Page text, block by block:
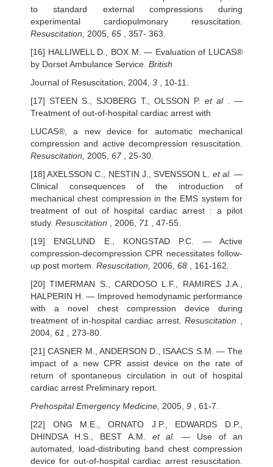
to standard external compressions during
experimental cardiopulmonary resuscitation.
Resuscitation, 2005, 65 , 357- 363.
[16] HALLIWELL D., BOX M. — Evaluation of LUCAS®
by Dorset Ambulance Service. British
Journal of Resuscitation, 2004, 3 , 10-11.
[17] STEEN S., SJOBERG T., OLSSON P. et al. —
Treatment of out-of-hospital cardiac arrest with
LUCAS®, a new device for automatic mechanical
compression and active decompression resuscitation.
Resuscitation, 2005, 67, 25-30.
[18] AXELSSON C., NESTIN J., SVENSSON L. et al.—
Clinical consequences of the introduction of
mechanical chest compression in the EMS system for
treatment of out of hospital cardiac arrest : a pilot
study. Resuscitation , 2006, 71
, 47-55.
[19] ENGLUND E., KONGSTAD P.C. — Active
compression-decompression CPR necessitates follow-
up post mortem. Resuscitation, 2006, 68 , 161-162.
[20] TIMERMAN S., CARDOSO L.F., RAMIRES J.A.,
HALPERIN H. — Improved hemodynamic performance
with a novel chest compression device during
treatment of in-hospital cardiac arrest.Resuscitation
2004, 61
, 273-80.
[21] CASNER M., ANDERSON D., ISAACS S.M. — The
impact of a new CPR assist device on the rate of
return of spontaneous circulation in out of hospital
cardiac arrest Preliminary report.
Prehospital Emergency Medicine, 2005, 9 , 61-7.
[22] ONG M.E., ORNATO J.P., EDWARDS D.P.,
DHINDSA H.S., BEST A.M. et al.— Use of an
automated, load-distributing band chest compression
device for out-of-hospital cardiac arrest resuscitation.